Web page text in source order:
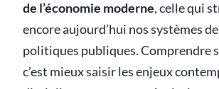
de l’économie moderne, celle qui
encore aujourd’hui nos systèmes
politiques publiques. Comprendre
c’est mieux saisir les enjeux